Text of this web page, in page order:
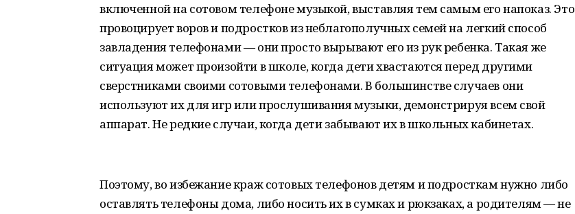
включенной на сотовом телефоне музыкой, выставляя тем самым его напоказ. Это
провоцирует воров и подростков из неблагополучных семей на легкий способ
завладения телефонами — они просто вырывают его из рук ребенка. Такая же
ситуация может произойти в школе, когда дети хвастаются перед другими
сверстниками своими сотовыми телефонами. В большинстве случаев они
используют их для игр или прослушивания музыки, демонстрируя всем свой
аппарат. Не редкие случаи, когда дети забывают их в школьных кабинетах.
Поэтому, во избежание краж сотовых телефонов детям и подросткам нужно либо
оставлять телефоны дома, либо носить их в сумках и рюкзаках, а родителям — не